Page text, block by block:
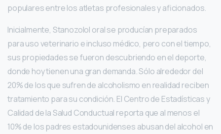
populares entre los atletas profesionales y aficionados.
Inicialmente, Stanozolol oral se producían preparados
para uso veterinario e incluso médico, pero con el tiempo,
sus propiedades se fueron descubriendo en el deporte,
donde hoy tienen una gran demanda. Sólo alrededor del
20% de los que sufren de alcoholismo en realidad reciben
tratamiento para su condición. El Centro de Estadísticas y
Calidad de la Salud Conductual reporta que al menos el
10% de los padres estadounidenses abusan del alcohol en